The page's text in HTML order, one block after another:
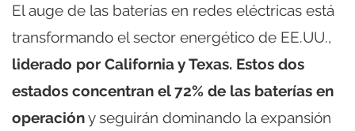
El auge de las baterías en redes eléctricas está
transformando el sector energético de EE.UU.,
liderado por California y Texas. Estos dos
estados concentran el 72% de las baterías en
operacióny seguirán dominando la expansión